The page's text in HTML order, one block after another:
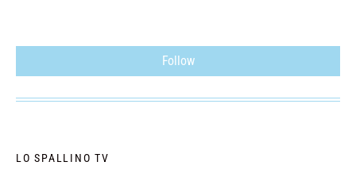
Follow
LO SPALLINO TV